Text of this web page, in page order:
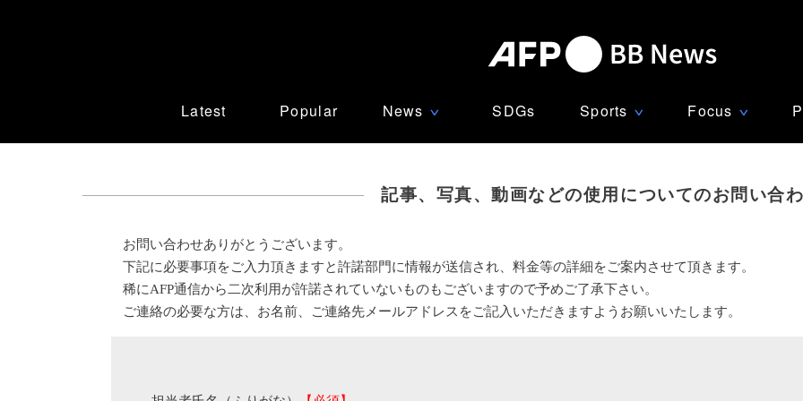
Latest Popular News ∨ SDGs Sports ∨ Focus ∨
記事、写真、動画などの使用についてのお問い合
お問い合わせありがとうございます。
下記に必要事項をご入力頂きますと許諾部門に情報が送信され、料金等の詳細をご案内させて頂きます。
稀にAFP通信から二次利用が許諾されていないものもございますので予めご了承下さい。
ご連絡の必要な方は、お名前、ご連絡先メールアドレスをご記入いただきますようお願いいたします。